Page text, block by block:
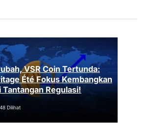
VSR Coin Tertunda:
Été Fokus Kembangkan
Tantangan Regulasi!
Dilihat